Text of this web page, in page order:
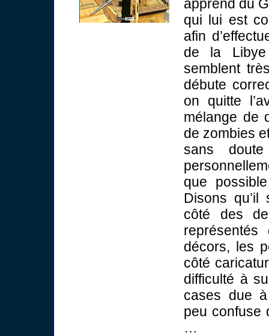
apprend du
qui lui est
afin
de la
semblent
débute
on quitte
mélange de
de zombies
sans
que
Disons qu’il
côté des
décors, les
côté
difficulté à
cases due à
peu confuse
…